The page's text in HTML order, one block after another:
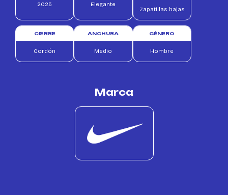
2025 Elegante
Zapatillas bajas
CIERRE
Cordón
ANCHURA
Medio
GÉNERO
Hombre
Marca